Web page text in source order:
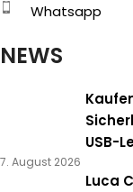
Whatsapp
NEWS
USB-
7. August 2026
Luca